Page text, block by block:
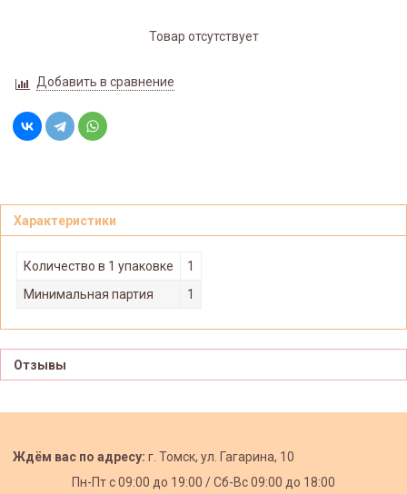
Товар отсутствует
Добавить в сравнение
Характеристики
Количество в 1 упаковке
1
Минимальная партия
1
Отзывы
Ждём вас по адресу: г. Томск, ул. Гагарина, 10
Пн-Пт с09:00 до 19:00 /Сб-Вс 09:00 до 18:00